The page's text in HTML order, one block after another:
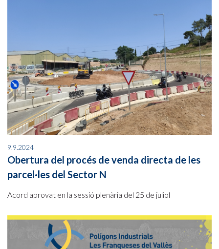
9.9.2024
Obertura del procés de venda directa de les
parcel·les del Sector N
Acord aprovat en la sessió plenària del 25 de juliol